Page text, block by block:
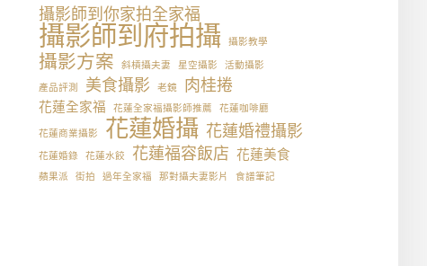
攝影師到你家拍全家福
攝影師到府拍攝 攝影教學
攝影方案 斜槓攝夫妻 星空攝影
活動攝影
產品評測
美食攝影 老鏡 肉桂捲
花蓮全家福 花蓮全家福攝影師推薦 花蓮咖啡廳
花蓮商業攝影 花蓮婚攝 花蓮婚禮攝影
花蓮婚錄 花蓮水餃 花蓮福容飯店 花蓮美食
蘋果派 街拍 過年全家福 那對攝夫妻影片 食譜筆記